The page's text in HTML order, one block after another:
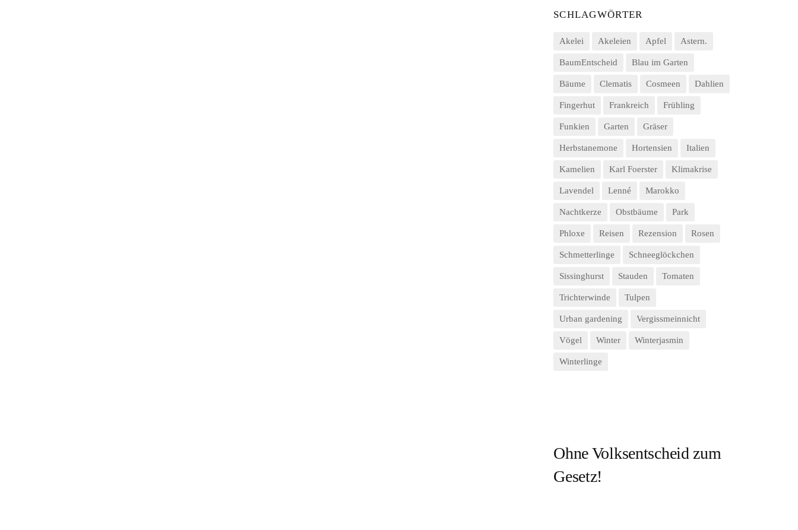
SCHLAGWÖRTER
Akelei Akeleien Apfel Astern.
BaumEntscheid Blau im Garten
Bäume Clematis Cosmeen Dahlien
Fingerhut Frankreich Frühling
Funkien Garten Gräser
Herbstanemone Hortensien Italien
Kamelien Karl Foerster Klimakrise
Lavendel Lenné Marokko
Nachtkerze Obstbäume Park
Phloxe Reisen Rezension Rosen
Schmetterlinge Schneeglöckchen
Sissinghurst Stauden Tomaten
Trichterwinde Tulpen
Urban gardening Vergissmeinnicht
Vögel Winter Winterjasmin
Winterlinge
Ohne Volksentscheid zum
Gesetz!